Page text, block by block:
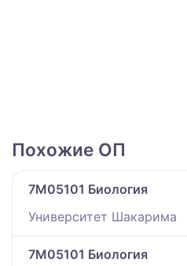
Похожие ОП
7M05101 Биология
Университет Шакарима
7M05101 Биология